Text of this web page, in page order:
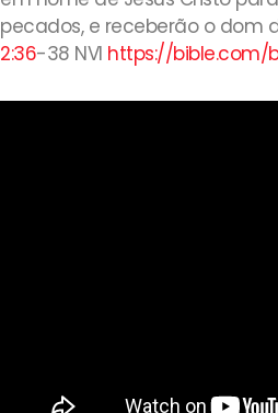
pecados, e receberão o dom
2:36‭-‬38 NVI https://bible.com/